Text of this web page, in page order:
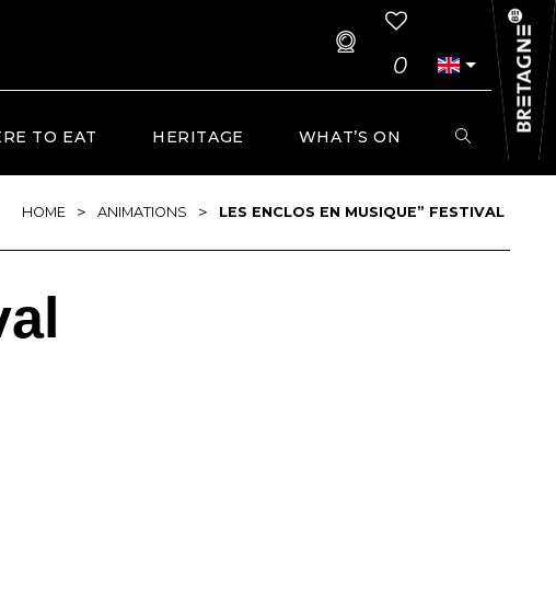
0
TO EAT HERITAGE WHAT’S ON
HOME > ANIMATIONS > LES ENCLOS EN MUSIQUE” FESTIVAL